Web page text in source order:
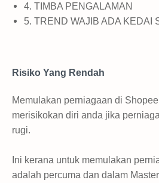
4. TIMBA PENGALAMAN
5. TREND WAJIB ADA KEDAI
Risiko Yang Rendah
Memulakan perniagaan di
merisikokan diri anda jika
rugi.
Ini kerana untuk memulakan
adalah percuma dan dalam